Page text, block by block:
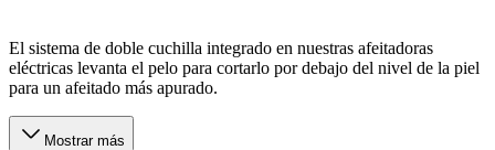
El sistema de doble cuchilla integrado en nuestras afeitadoras
eléctricas levanta el pelo para cortarlo por debajo del nivel de la piel
para un afeitado más apurado.
Mostrar más